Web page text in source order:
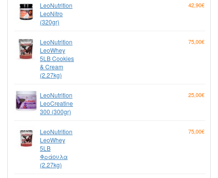
LeoNutrition
LeoNitro
(320gr)
42,90€
LeoNutrition
LeoWhey
5LB Cookies
& Cream
(2.27kg)
75,00€
LeoNutrition
LeoCreatine
300 (300gr)
25,00€
LeoNutrition
LeoWhey
5LB
Φράουλα
(2.27kg)
75,00€